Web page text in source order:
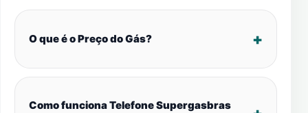
O que é o Preço do Gás?
Como funciona Telefone Supergasbras